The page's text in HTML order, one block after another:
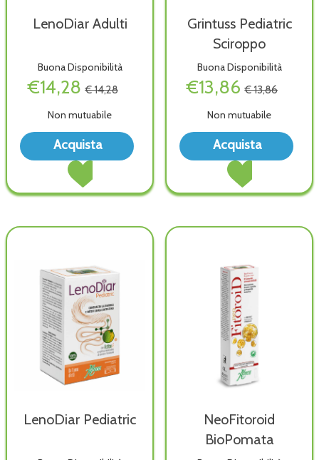
LenoDiar Adulti
Buona Disponibilità
€14,28 € 14,28
Non mutuabile
Acquista
Acquista LenoDiar
carrello
Acquista LenoDiar
Adulti alla
Grintuss Pediatric
Sciroppo
Buona Disponibilità
€13,86 € 13,86
Non mutuabile
Acquista
Acquista Grintuss
Sciroppo al
LenoDiar Pediatric
NeoFitoroid
BioPomata